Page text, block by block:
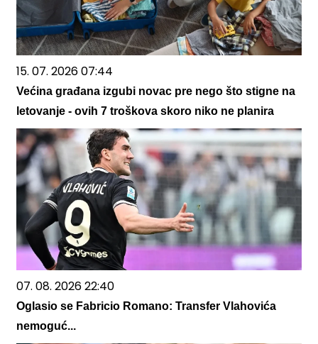
15. 07. 2026 07:44
Većina građana izgubi novac pre nego što stigne na
letovanje - ovih 7 troškova skoro niko ne planira
07. 08. 2026 22:40
Oglasio se Fabricio Romano: Transfer Vlahovića
nemoguć...